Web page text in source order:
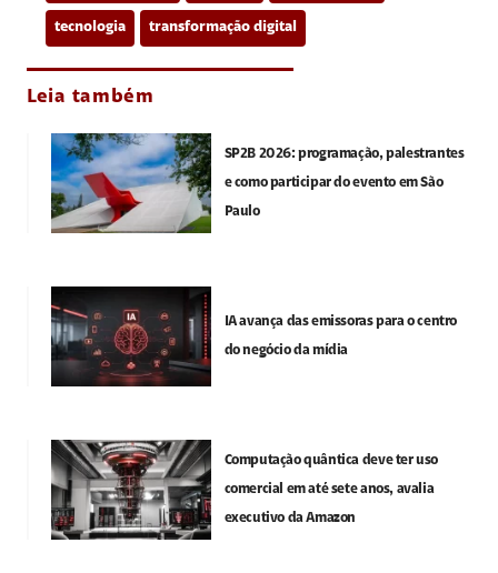
tecnologia transformação digital
Leia também
SP2B 2026: programação, palestrantes
e como participar do evento em São
Paulo
IA avança das emissoras para o centro
do negócio da mídia
Computação quântica deve ter uso
comercial em até sete anos, avalia
executivo da Amazon